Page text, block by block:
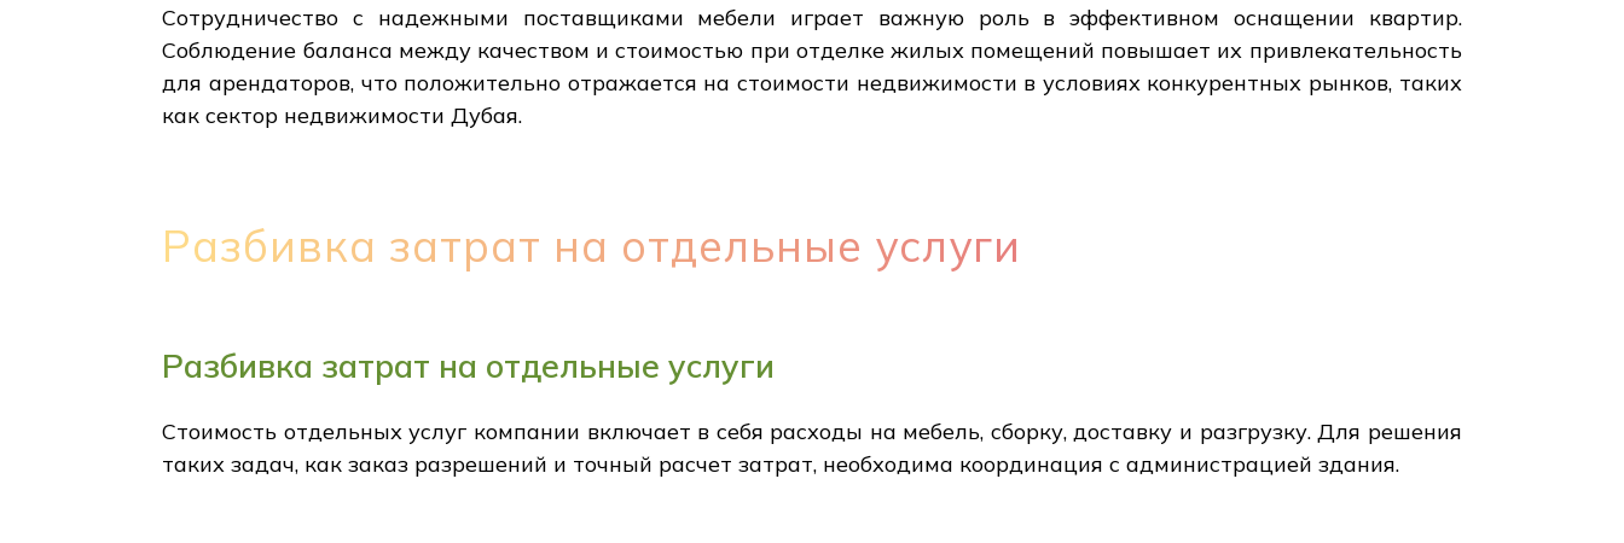
Сотрудничество с надежными поставщиками мебели играет важную роль в эффективном оснащении квартир.
Соблюдение баланса между качеством и стоимостью при отделке жилых помещений повышает их привлекательность
для арендаторов, что положительно отражается на стоимости недвижимости в условиях конкурентных рынков, таких
как сектор недвижимости Дубая.
Разбивка затрат на отдельные услуги
Разбивка затрат на отдельные услуги
Стоимость отдельных услуг компании включает в себя расходы на мебель, сборку, доставку и разгрузку. Для решения
таких задач, как заказ разрешений и точный расчет затрат, необходима координация с администрацией здания.